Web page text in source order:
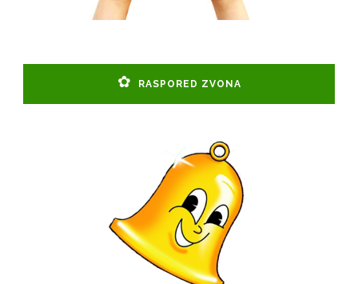
RASPORED ZVONA